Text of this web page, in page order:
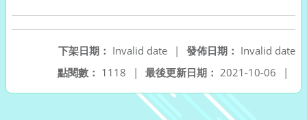
發佈日期： Invalid date
下架日期： Invalid date
|
最後更新日期： 2021-10-06 |
點閱數： 1118 |